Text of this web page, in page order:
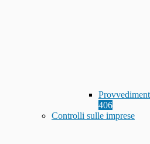
406
Controlli sulle imprese